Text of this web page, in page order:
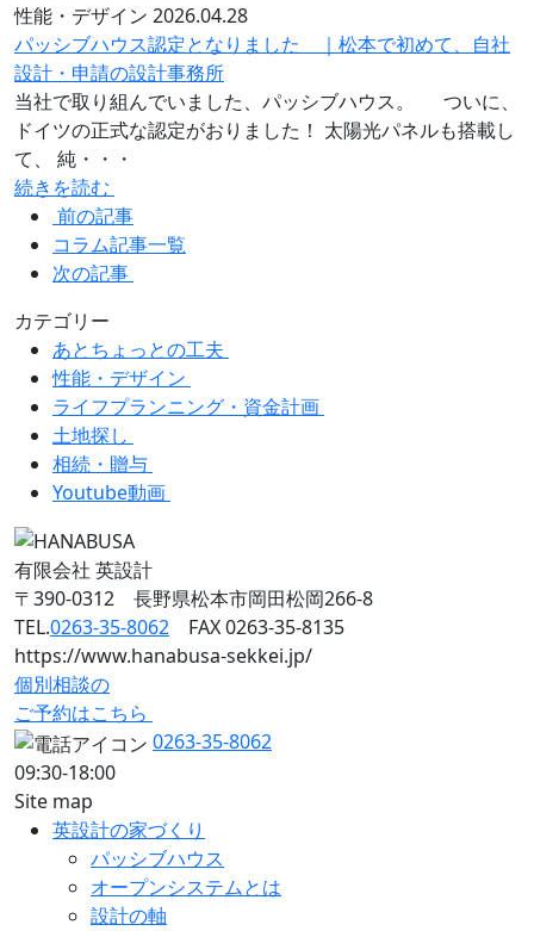
性能・デザイン 2026.04.28
パッシブハウス認定となりました ｜松本で初めて、自社
設計・申請の設計事務所
当社で取り組んでいました、パッシブハウス。 ついに、
ドイツの正式な認定がおりました！ 太陽光パネルも搭載し
て、 純・・・
続きを読む
前の記事
コラム記事一覧
次の記事
カテゴリー
あとちょっとの工夫
性能・デザイン
ライフプランニング・資金計画
土地探し
相続・贈与
Youtube動画
有限会社 英設計
〒390-0312 長野県松本市岡田松岡266-8
TEL.0263-35-8062 FAX 0263-35-8135
https://www.hanabusa-sekkei.jp/
個別相談の
ご予約はこちら
0263-35-8062
09:30-18:00
Site map
英設計の家づくり
パッシブハウス
オープンシステムとは
設計の軸